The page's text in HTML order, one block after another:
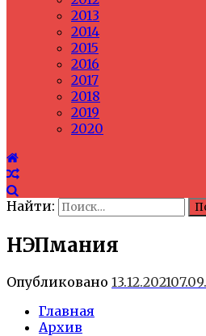
2013
2014
2015
2016
2017
2018
2019
2020
Найти:
НЭПмания
Опубликовано 13.12.2021
Главная
Архив